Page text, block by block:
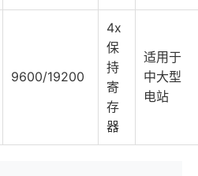
9600/19200
4x
保
持
寄
存
器
适用于
中大型
电站